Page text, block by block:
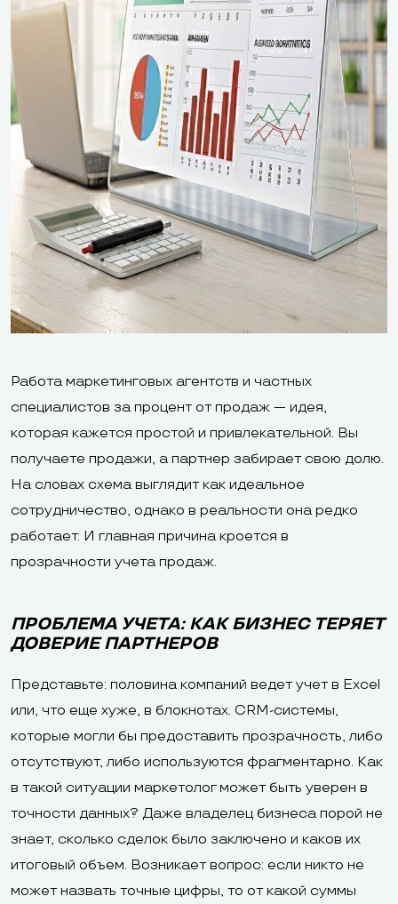
Работа маркетинговых агентств и частных
специалистов за процент от продаж — идея,
которая кажется простой и привлекательной. Вы
получаете продажи, а партнер забирает свою долю.
На словах схема выглядит как идеальное
сотрудничество, однако в реальности она редко
работает. И главная причина кроется в
прозрачности учета продаж.
ПРОБЛЕМА УЧЕТА: КАК БИЗНЕС ТЕРЯЕТ
ДОВЕРИЕ ПАРТНЕРОВ
Представьте: половина компаний ведет учет в Excel
или, что еще хуже, в блокнотах. CRM-системы,
которые могли бы предоставить прозрачность, либо
отсутствуют, либо используются фрагментарно. Как
в такой ситуации маркетолог может быть уверен в
точности данных? Даже владелец бизнеса порой не
знает, сколько сделок было заключено и каков их
итоговый объем. Возникает вопрос: если никто не
может назвать точные цифры, то от какой суммы